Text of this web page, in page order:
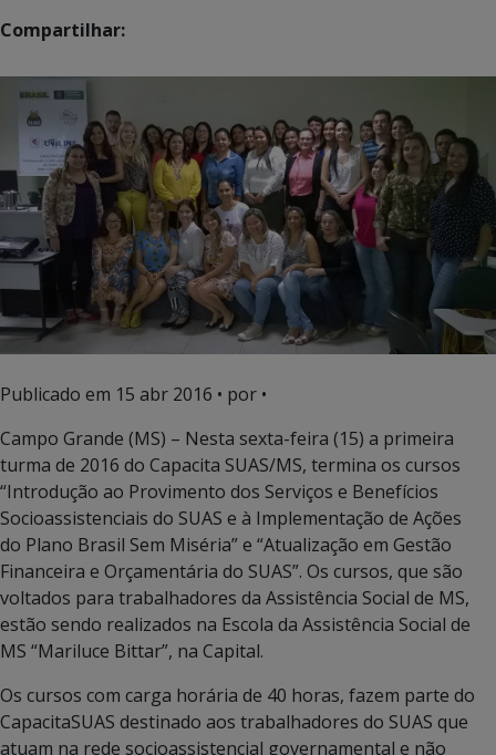
Compartilhar:
Publicado em 15 abr 2016 • por •
Campo Grande (MS) – Nesta sexta-feira (15) a primeira
turma de 2016 do Capacita SUAS/MS, termina os cursos
“Introdução ao Provimento dos Serviços e Benefícios
Socioassistenciais do SUAS e à Implementação de Ações
do Plano Brasil Sem Miséria” e “Atualização em Gestão
Financeira e Orçamentária do SUAS”. Os cursos, que são
voltados para trabalhadores da Assistência Social de MS,
estão sendo realizados na Escola da Assistência Social de
MS “Mariluce Bittar”, na Capital.
Os cursos com carga horária de 40 horas, fazem parte do
CapacitaSUAS destinado aos trabalhadores do SUAS que
atuam na rede socioassistencial governamental e não